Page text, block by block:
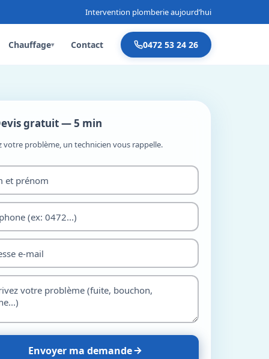
Intervention plomberie aujourd’hui
Chauffage▾ Contact 0472 53 24 26
gratuit — 5 min
votre problème, un technicien vous rappelle.
Envoyer ma demande